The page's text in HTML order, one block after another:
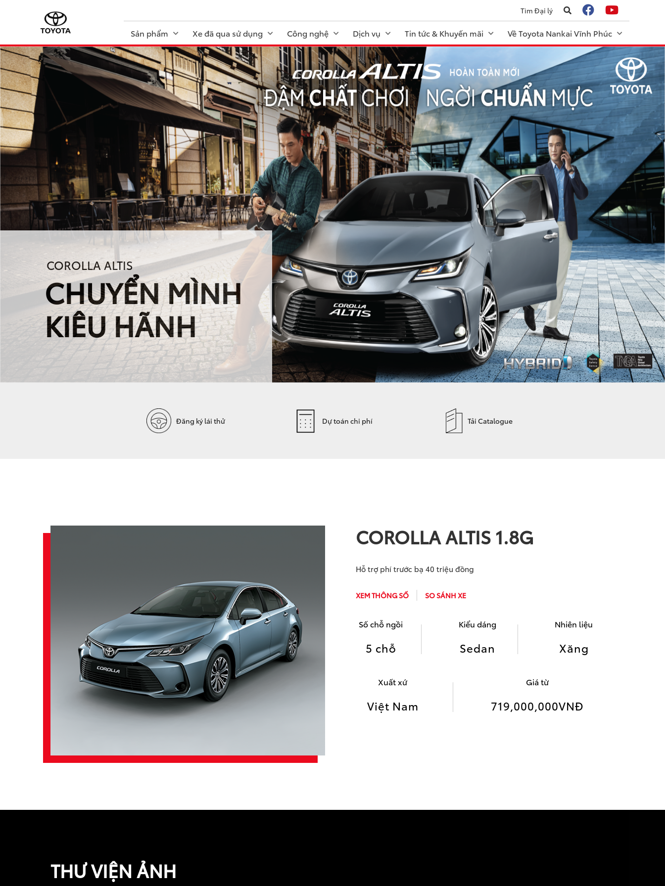
Tìm Đại lý
Sản phẩm Xe đã qua sử dụng Công nghệ Dịch vụ Tin tức & Khuyến mãi Về Toyota Nankai Vĩnh Phúc
COROLLA ALTIS
CHUYỂN MÌNH
KIÊU HÃNH
Đăng ký lái thử Dự toán chi phí Tải Catalogue
COROLLA ALTIS 1.8G
Hỗ trợ phí trước bạ 40 triệu đồng
XEM THÔNG SỐ SO SÁNH XE
Số chỗ ngồi
5 chỗ
Kiểu dáng
Sedan
Nhiên liệu
Xăng
Xuất xứ
Việt Nam
Giá từ
719,000,000VNĐ
THƯ VIỆN ẢNH